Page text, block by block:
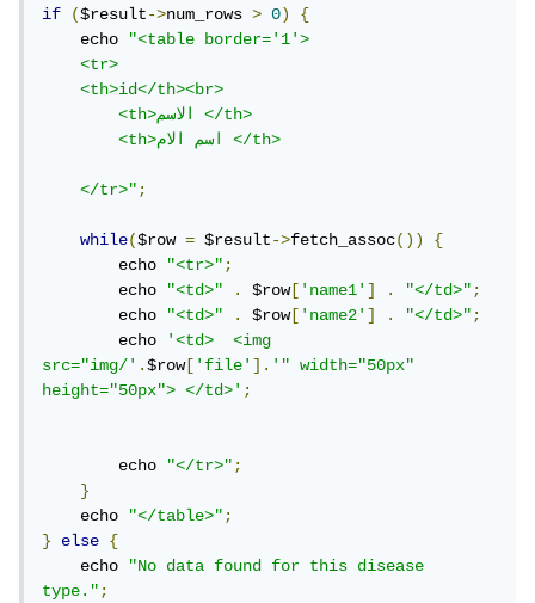
if ($result->num_rows > 0)
{
    echo
"<table border='1'>
    <tr>
    <th>id</th><br>
        <th>الاسم </th>
        <th>اسم الام </th>
    </tr>"
;
while($row = $result->fetch_assoc())
{
        echo
"<tr>";
        echo
"<td>" . $row['name1'] . "</td>";
        echo
"<td>" . $row['name2'] . "</td>";
        echo
'<td>  <img
src="img/'.$row['file'].'" width="50px"
height="50px"> </td>';
        echo
"</tr>";
}
    echo
"</table>";
}
else
{
    echo
"No data found for this disease
type.";